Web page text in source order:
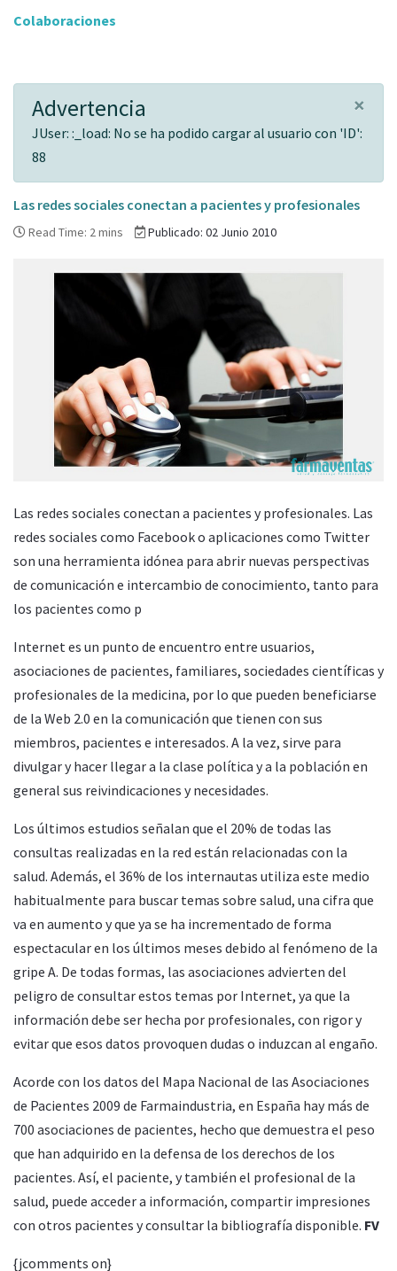
Colaboraciones
×
Advertencia
JUser: :_load: No se ha podido cargar al usuario con 'ID':
88
Las redes sociales conectan a pacientes y profesionales
Read Time: 2 mins Publicado: 02 Junio 2010
Las redes sociales conectan a pacientes y profesionales. Las
redes sociales como Facebook o aplicaciones como Twitter
son una herramienta idónea para abrir nuevas perspectivas
de comunicación e intercambio de conocimiento, tanto para
los pacientes como p
Internet es un punto de encuentro entre usuarios,
asociaciones de pacientes, familiares, sociedades científicas y
profesionales de la medicina, por lo que pueden beneficiarse
de la Web 2.0 en la comunicación que tienen con sus
miembros, pacientes e interesados. A la vez, sirve para
divulgar y hacer llegar a la clase política y a la población en
general sus reivindicaciones y necesidades.
Los últimos estudios señalan que el 20% de todas las
consultas realizadas en la red están relacionadas con la
salud. Además, el 36% de los internautas utiliza este medio
habitualmente para buscar temas sobre salud, una cifra que
va en aumento y que ya se ha incrementado de forma
espectacular en los últimos meses debido al fenómeno de la
gripe A. De todas formas, las asociaciones advierten del
peligro de consultar estos temas por Internet, ya que la
información debe ser hecha por profesionales, con rigor y
evitar que esos datos provoquen dudas o induzcan al engaño.
Acorde con los datos del Mapa Nacional de las Asociaciones
de Pacientes 2009 de Farmaindustria, en España hay más de
700 asociaciones de pacientes, hecho que demuestra el peso
que han adquirido en la defensa de los derechos de los
pacientes. Así, el paciente, y también el profesional de la
salud, puede acceder a información, compartir impresiones
con otros pacientes y consultar la bibliografía disponible. FV
{jcomments on}